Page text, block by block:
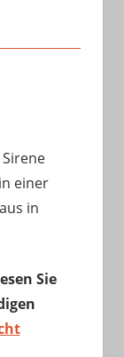
einer
in
Sie